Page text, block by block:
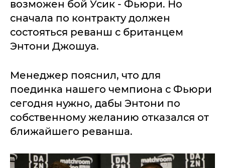
возможен бой Усик - Фьюри. Но
сначала по контракту должен
состояться реванш с британцем
Энтони Джошуа.
Менеджер пояснил, что для
поединка нашего чемпиона с Фьюри
сегодня нужно, дабы Энтони по
собственному желанию отказался от
ближайшего реванша.